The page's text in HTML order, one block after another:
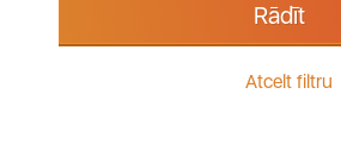
Rādīt
Atcelt filtru